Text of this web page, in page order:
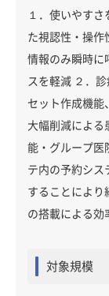
１．使いやす
た視認性・操作
情報のみ瞬時に
スを軽減 ２．
セット作成機能
大幅削減による
能・グループ医
テ内の予約シス
することにより
の搭載による効
対象規模